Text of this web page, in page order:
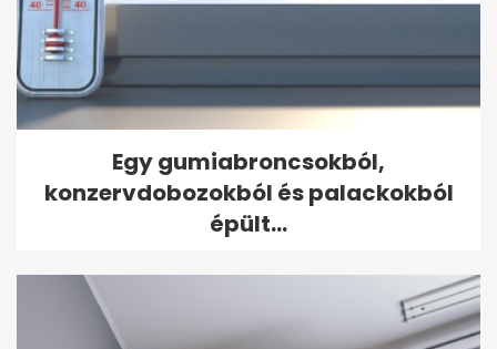
Egy gumiabroncsokból,
konzervdobozokból és palackokból
épült...